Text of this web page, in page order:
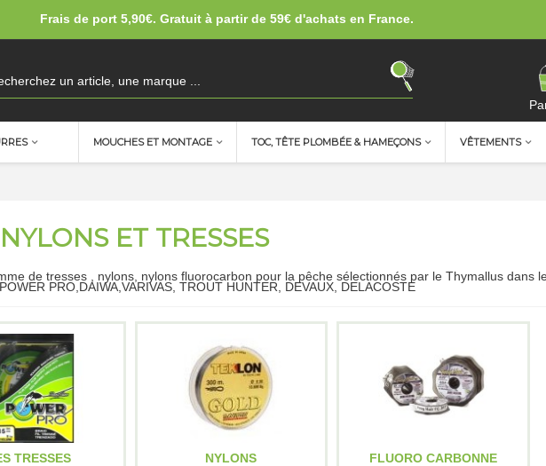
Frais de port 5,90€. Gratuit à partir de 59€ d'achats en France.
MOUCHES ET MONTAGE TOC, TÊTE PLOMBÉE & HAMEÇONS VÊTEMENTS
ET TRESSES
de tresses , nylons, nylons fluorocarbon pour la pêche sélectionnés par le Thymallus dans
PRO,DAIWA,VARIVAS, TROUT HUNTER, DEVAUX, DELACOSTE
TRESSES NYLONS FLUORO CARBONNE